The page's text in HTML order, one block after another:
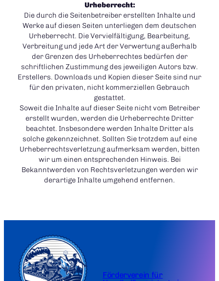
Urheberrecht:
Die durch die Seitenbetreiber erstellten Inhalte und
Werke auf diesen Seiten unterliegen dem deutschen
Urheberrecht. Die Vervielfältigung, Bearbeitung,
Verbreitung und jede Art der Verwertung außerhalb
der Grenzen des Urheberrechtes bedürfen der
schriftlichen Zustimmung des jeweiligen Autors bzw.
Erstellers. Downloads und Kopien dieser Seite sind nur
für den privaten, nicht kommerziellen Gebrauch
gestattet.
Soweit die Inhalte auf dieser Seite nicht vom Betreiber
erstellt wurden, werden die Urheberrechte Dritter
beachtet. Insbesondere werden Inhalte Dritter als
solche gekennzeichnet. Sollten Sie trotzdem auf eine
Urheberrechtsverletzung aufmerksam werden, bitten
wir um einen entsprechenden Hinweis. Bei
Bekanntwerden von Rechtsverletzungen werden wir
derartige Inhalte umgehend entfernen.
Förderverein für